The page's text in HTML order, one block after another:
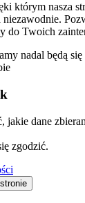
którym nasza
niezawodnie.
do Twoich
nadal będą
jakie dane
zgodzić.